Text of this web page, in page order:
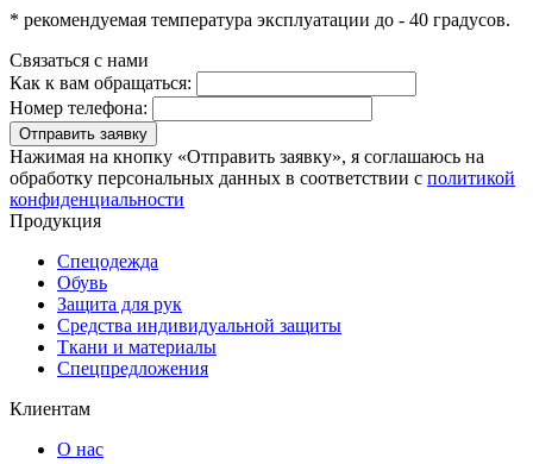
* рекомендуемая температура эксплуатации до - 40 градусов.
Связаться с нами
Как к вам обращаться:
Номер телефона:
Отправить заявку
Нажимая на кнопку «Отправить заявку», я соглашаюсь на
обработку персональных данных в соответствии с политикой
конфиденциальности
Продукция
Спецодежда
Обувь
Защита для рук
Средства индивидуальной защиты
Ткани и материалы
Спецпредложения
Клиентам
О нас